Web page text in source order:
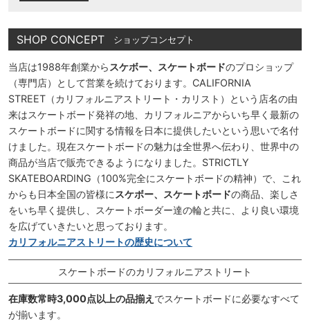
SHOP CONCEPT ショップコンセプト
当店は1988年創業から スケボー、スケートボードのプロショップ
（専門店）として営業を続けております。CALIFORNIA
STREET（カリフォルニアストリート・カリスト）という店名の由
来はスケートボード発祥の地、カリフォルニアからいち早く最新の
スケートボードに関する情報を日本に提供したいという思いで名付
けました。現在スケートボードの魅力は全世界へ伝わり、世界中の
商品が当店で販売できるようになりました。STRICTLY
SKATEBOARDING（100%完全にスケートボードの精神）で、これ
からも日本全国の皆様に スケボー、スケートボードの商品、楽しさ
をいち早く提供し、スケートボーダー達の輪と共に、より良い環境
を広げていきたいと思っております。
カリフォルニアストリートの歴史について
スケートボードのカリフォルニアストリート
在庫数常時3,000点以上の品揃え でスケートボードに必要なすべて
が揃います。